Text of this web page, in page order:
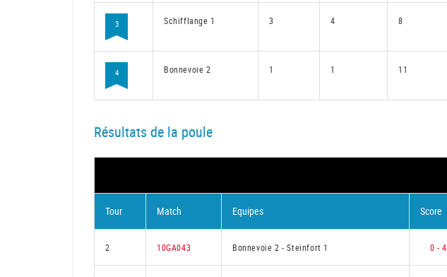
3 Schifflange 1 3 4 8
4 Bonnevoie 2 1 1 11
Résultats de la poule
Tour Match Equipes Score
2 10GA043 Bonnevoie 2-Steinfort 1 0 - 4